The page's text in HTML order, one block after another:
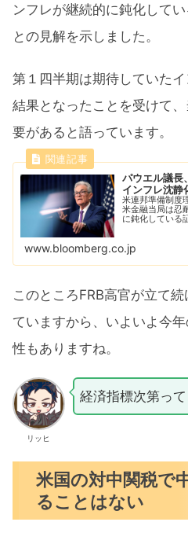
ンフレが継続的に鈍化して
との見解を示しました。
第１四半期は期待していた
結果となったことを受けて
要があると語っています。
パウエル議長
インフレ沈静
米連邦準備制度
米金融当局は忍
に鈍化している
www.bloomberg.co.jp
このところFRB高官が立て
ていますから、いよいよ今
性もありますね。
リッヒ
経済指標次第っ
米国の対中関税で
ることはない